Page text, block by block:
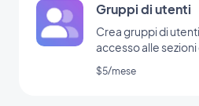
Gruppi di utenti
Crea gruppi di
accesso alle sezioni
$5/mese